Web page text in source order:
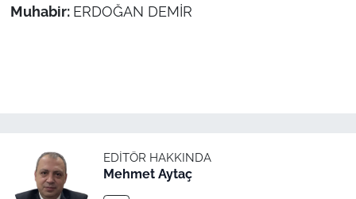
Muhabir: ERDOĞAN DEMİR
EDITÖR HAKKINDA
Mehmet Aytaç